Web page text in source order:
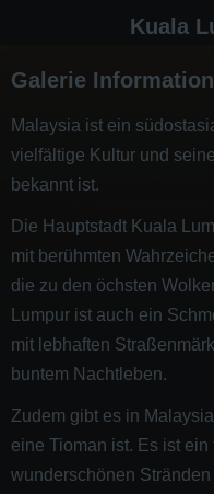
Kuala
Galerie Information
Malaysia ist ein
vielfältige Kultur und
bekannt ist.
Die Hauptstadt Kuala
mit berühmten
die zu den öchsten
Lumpur ist auch ein
mit lebhaften
buntem Nachtleben.
Zudem gibt es in
eine Tioman ist. Es ist
wunderschönen